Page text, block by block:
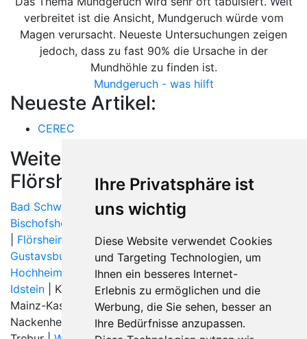
Ihre Privatsphäre ist
uns wichtig
Diese Website verwendet Cookies
und Targeting Technologien, um
Ihnen ein besseres Internet-
Erlebnis zu ermöglichen und die
Werbung, die Sie sehen, besser an
Ihre Bedürfnisse anzupassen.
verbreitet ist die Ansicht, Mundgeruch würde vom
Magen verursacht. Neueste Untersuchungen zeigen
jedoch, dass zu fast 90% die Ursache in der
Mundhöhle zu finden ist.
Mundgeruch - was hilft
Neueste Artikel:
CEREC
Weitere Orte in der Nähe von
Flörsheim am Main
Bad Schwalbach| Bischofsheim (Mainspitze) |
Bischofsheim bei Rüsselsheim
| Bodenheim | Büttelborn
Flörsheim am Main| Frankfurt am Main | Ginsheim-
Gustavsburg
| Groß-Gerau |Hattersheim am Main
Hochheim am Main|Hofheim am Taunus|Hünstetten
Idstein | Kelsterbach | Kriftel |Mainz| Mainz am Rhein |
Mainz-Kastel |
Mainz-Kostheim| Mörfelden-Walldorf |
Nackenheim |
Nauheim|Raunheim|Rüsselsheim